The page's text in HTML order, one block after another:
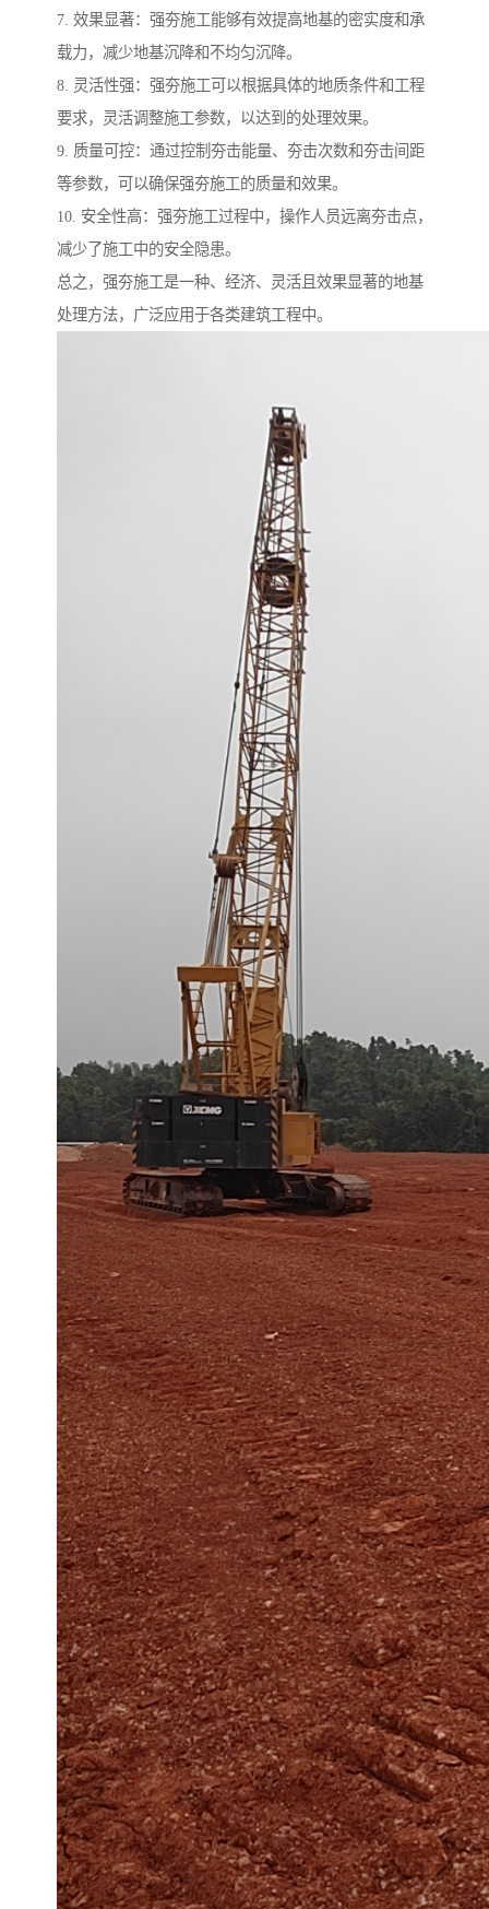
7. 效果显著：强夯施工能够有效提高地基的密实度和承
载力，减少地基沉降和不均匀沉降。
8. 灵活性强：强夯施工可以根据具体的地质条件和工程
要求，灵活调整施工参数，以达到的处理效果。
9. 质量可控：通过控制夯击能量、夯击次数和夯击间距
等参数，可以确保强夯施工的质量和效果。
10. 安全性高：强夯施工过程中，操作人员远离夯击点，
减少了施工中的安全隐患。
总之，强夯施工是一种、经济、灵活且效果显著的地基
处理方法，广泛应用于各类建筑工程中。